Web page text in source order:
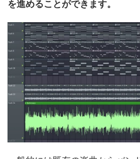
を進めることができます。